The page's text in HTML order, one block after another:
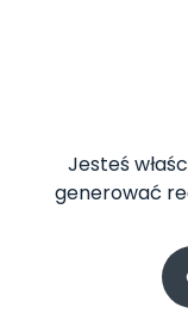
Jesteś
generować